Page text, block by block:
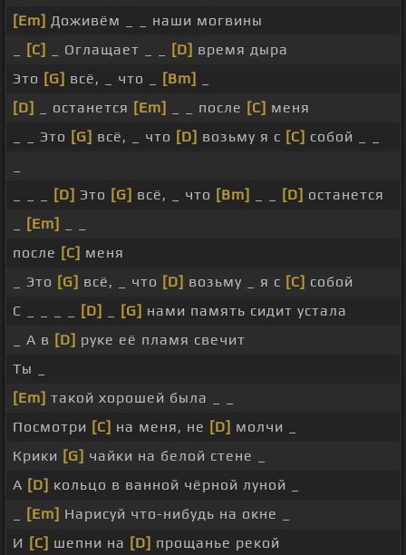
[Em] Доживём _ _ наши могвины
[C] _ Оглащает _ _ [D] время дыра
Это [G] всё, _ что _ [Bm]
[D]
_ останется [Em] _ _ после [C] меня
_ _ Это [G] всё, _ что [D] возьму я с [C] собой _ _
[D] Это [G] всё, _ что [Bm] [D] останется
[Em]
после [C] меня
_ Это [G] всё, _ что [D] возьму _ я с [C] собой
С _ _ _ _
[D] [G] нами память сидит устала
_ А в [D] руке её пламя свечит
Ты _
[Em] такой хорошей была _ _
Посмотри [C] на меня, не [D] молчи _
Крики [G] чайки на белой стене _
А [D] кольцо в ванной чёрной луной _
[Em] Нарисуй что-нибудь на окне _
И [C] шепни на [D] прощанье рекой